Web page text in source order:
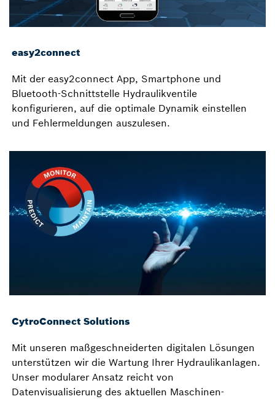
easy2connect
Mit der easy2connect App, Smartphone und
Bluetooth-Schnittstelle Hydraulikventile
konfigurieren, auf die optimale Dynamik einstellen
und Fehlermeldungen auszulesen.
CytroConnect Solutions
Mit unseren maßgeschneiderten digitalen Lösungen
unterstützen wir die Wartung Ihrer Hydraulikanlagen.
Unser modularer Ansatz reicht von
Datenvisualisierung des aktuellen Maschinen-